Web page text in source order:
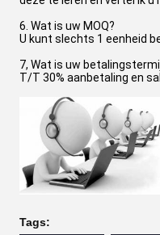
6. Wat is uw MOQ?
U kunt slechts 1 eenheid
7, Wat is uw
T/T 30% aanbetaling en
Tags: